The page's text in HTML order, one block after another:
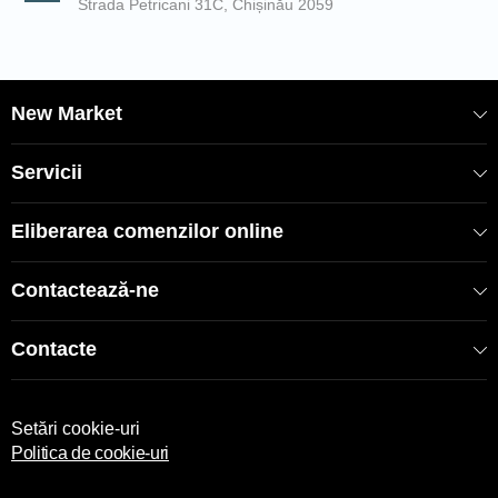
Strada Petricani 31C, Chișinău 2059
New Market
Servicii
Eliberarea comenzilor online
Contactează-ne
Contacte
Setări cookie-uri
Politica de cookie-uri